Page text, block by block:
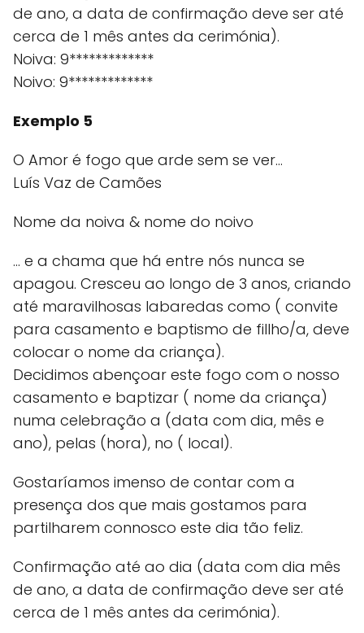
de ano, a data de confirmação deve ser até
cerca de 1 mês antes da cerimónia).
Noiva: 9*************
Noivo: 9*************
Exemplo 5
O Amor é fogo que arde sem se ver...
Luís Vaz de Camões
Nome da noiva & nome do noivo
... e a chama que há entre nós nunca se
apagou. Cresceu ao longo de 3 anos, criando
até maravilhosas labaredas como ( convite
para casamento e baptismo de fillho/a, deve
colocar o nome da criança).
Decidimos abençoar este fogo com o nosso
casamento e baptizar ( nome da criança)
numa celebração a (data com dia, mês e
ano), pelas (hora), no ( local).
Gostaríamos imenso de contar com a
presença dos que mais gostamos para
partilharem connosco este dia tão feliz.
Confirmação até ao dia (data com dia mês
de ano, a data de confirmação deve ser até
cerca de 1 mês antes da cerimónia).